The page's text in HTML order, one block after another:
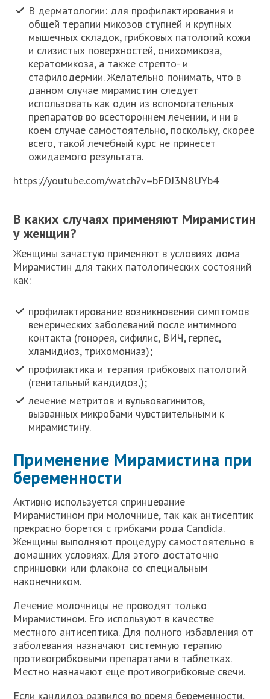
В дерматологии: для профилактирования и
общей терапии микозов ступней и крупных
мышечных складок, грибковых патологий кожи
и слизистых поверхностей, онихомикоза,
кератомикоза, а также стрепто- и
стафилодермии. Желательно понимать, что в
данном случае мирамистин следует
использовать как один из вспомогательных
препаратов во всестороннем лечении, и ни в
коем случае самостоятельно, поскольку, скорее
всего, такой лечебный курс не принесет
ожидаемого результата.
https://youtube.com/watch?v=bFDJ3N8UYb4
В каких случаях применяют Мирамистин
у женщин?
Женщины зачастую применяют в условиях дома
Мирамистин для таких патологических состояний
как:
профилактирование возникновения симптомов
венерических заболеваний после интимного
контакта (гонорея, сифилис, ВИЧ, герпес,
хламидиоз, трихомониаз);
профилактика и терапия грибковых патологий
(генитальный кандидоз,);
лечение метритов и вульвовагинитов,
вызванных микробами чувствительными к
мирамистину.
Применение Мирамистина при
беременности
Активно используется спринцевание
Мирамистином при молочнице, так как антисептик
прекрасно борется с грибками рода Candida.
Женщины выполняют процедуру самостоятельно в
домашних условиях. Для этого достаточно
спринцовки или флакона со специальным
наконечником.
Лечение молочницы не проводят только
Мирамистином. Его используют в качестве
местного антисептика. Для полного избавления от
заболевания назначают системную терапию
противогрибковыми препаратами в таблетках.
Местно назначают еще противогрибковые свечи.
Если кандидоз развился во время беременности,